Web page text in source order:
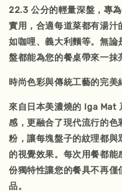
22.3 公分的輕量深盤，專
實用，合適每道菜都有湯
如咖哩、義大利麵等。無
盤都能為您的餐桌帶來一抹
時尚色彩與傳統工藝的完美
來自日本美濃燒的 Iga Mat
感，更融合了現代流行的色
粉，讓每塊盤子的紋理都
的視覺效果。每次用餐都
份獨特性讓您的餐具不再
品。